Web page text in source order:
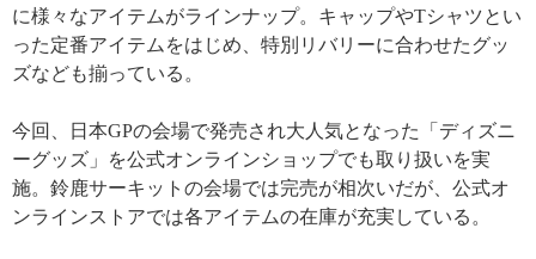
に様々なアイテムがラインナップ。キャップやTシャツとい
った定番アイテムをはじめ、特別リバリーに合わせたグッ
ズなども揃っている。
今回、日本GPの会場で発売され大人気となった「ディズニ
ーグッズ」を公式オンラインショップでも取り扱いを実
施。鈴鹿サーキットの会場では完売が相次いだが、公式オ
ンラインストアでは各アイテムの在庫が充実している。